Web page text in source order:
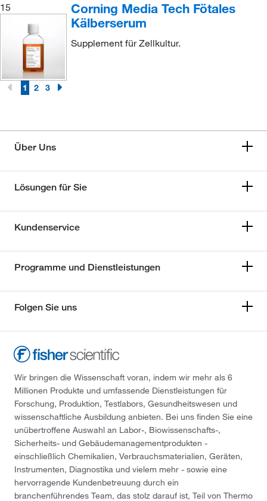
15
Corning Media Tech Fötales
Kälberserum
Supplement für Zellkultur.
1 2 3
Über Uns
Lösungen für Sie
Kundenservice
Programme und Dienstleistungen
Folgen Sie uns
Wir bringen die Wissenschaft voran, indem wir mehr als 6
Millionen Produkte und umfassende Dienstleistungen für
Forschung, Produktion, Testlabors, Gesundheitswesen und
wissenschaftliche Ausbildung anbieten. Bei uns finden Sie eine
unübertroffene Auswahl an Labor-, Biowissenschafts-,
Sicherheits- und Gebäudemanagementprodukten -
einschließlich Chemikalien, Verbrauchsmaterialien, Geräten,
Instrumenten, Diagnostika und vielem mehr - sowie eine
hervorragende Kundenbetreuung durch ein
branchenführendes Team, das stolz darauf ist, Teil von Thermo